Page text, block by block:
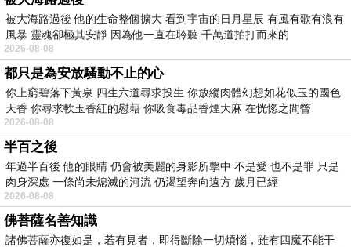
被大海路過後 他的生命整個擴大 看到宇宙的日月星辰 有風有歌有浪有
風暴 靈魂卻極其安靜 因為他一直在聆聽 千萬道拍打而來的
2026-08-08
都只是為安放騷動不止的心
你上窮碧落下黃泉 四生六道尋求投生 你放縱肉體幻想如花似玉的國色
天香 你尋求軟玉香紅的慰藉 你吸食毒品香煙大麻 在恍惚之間瞥
2026-08-08
半百之後
年過半百後 他的眼睛 仍會被美麗的身影所擊中 不是愛 也不是罪 只是
肉身深處 一條尚未熄滅的河流 仍渴望奔向遠方 歲月已經
2026-08-08
佛菩薩名善知識
諸佛菩薩亦復如是，若有見者，即得斷除一切煩惱，雖有四魔不能干